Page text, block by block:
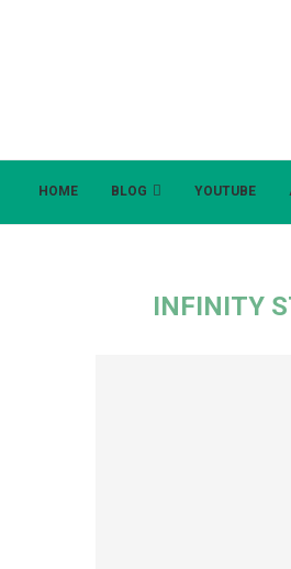
HOME BLOG YOUTUBE
INFINITY